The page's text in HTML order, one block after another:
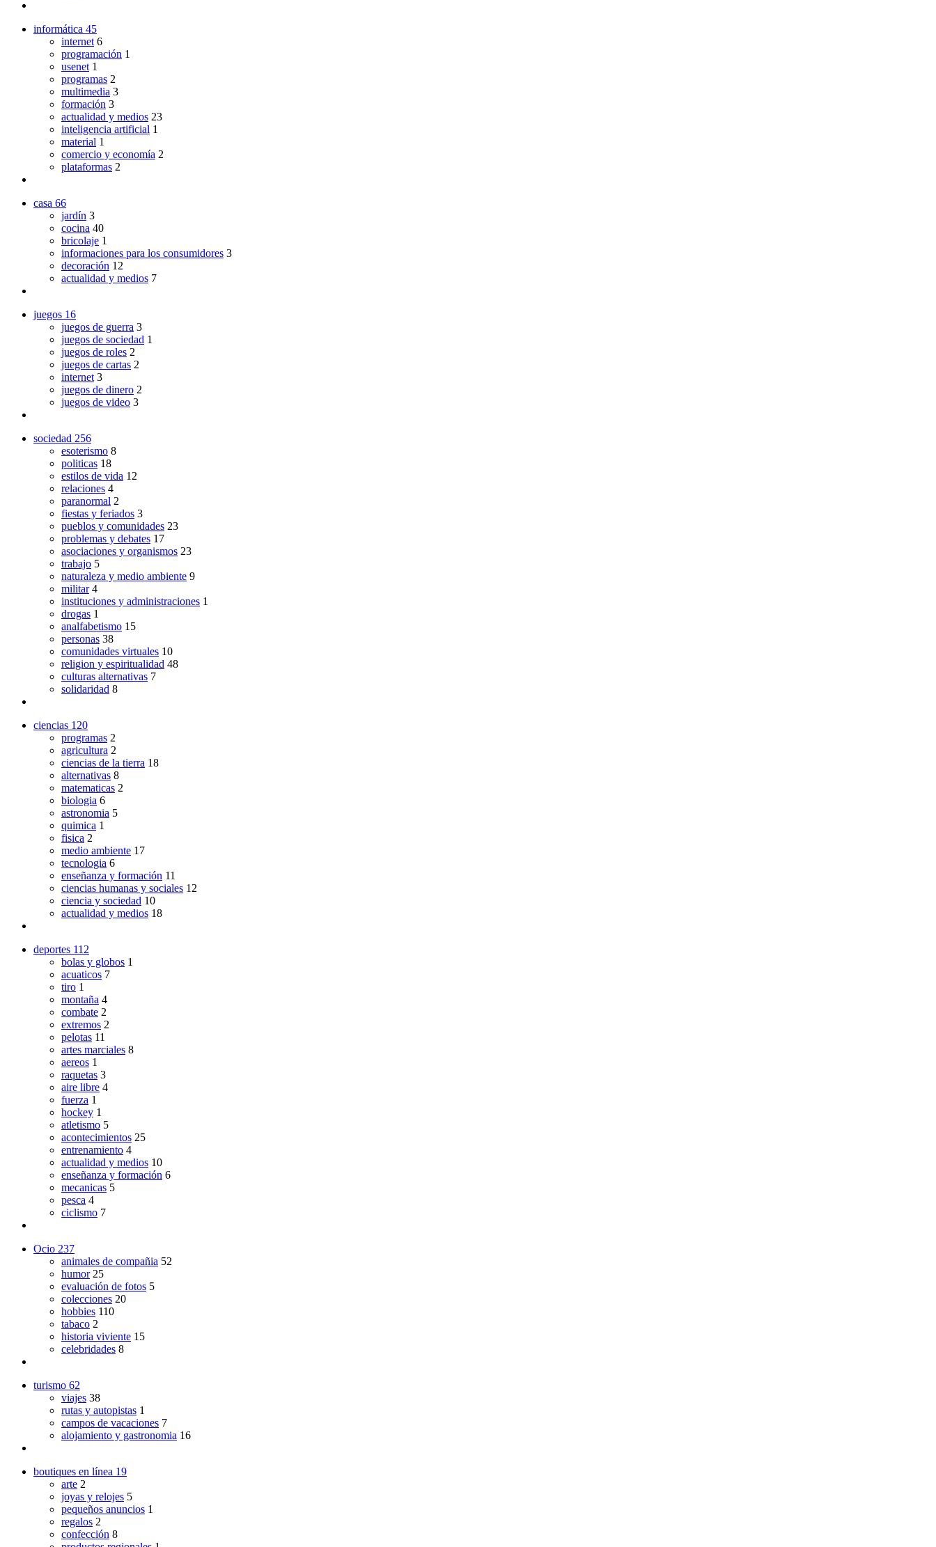
informática 45
internet 6
programación 1
usenet 1
programas 2
multimedia 3
formación 3
actualidad y medios 23
inteligencia artificial 1
material 1
comercio y economía 2
plataformas 2
casa 66
jardín 3
cocina 40
bricolaje 1
informaciones para los consumidores 3
decoración 12
actualidad y medios 7
juegos 16
juegos de guerra 3
juegos de sociedad 1
juegos de roles 2
juegos de cartas 2
internet 3
juegos de dinero 2
juegos de video 3
sociedad 256
esoterismo 8
politicas 18
estilos de vida 12
relaciones 4
paranormal 2
fiestas y feriados 3
pueblos y comunidades 23
problemas y debates 17
asociaciones y organismos 23
trabajo 5
naturaleza y medio ambiente 9
militar 4
instituciones y administraciones 1
drogas 1
analfabetismo 15
personas 38
comunidades virtuales 10
religion y espiritualidad 48
culturas alternativas 7
solidaridad 8
ciencias 120
programas 2
agricultura 2
ciencias de la tierra 18
alternativas 8
matematicas 2
biologia 6
astronomia 5
quimica 1
fisica 2
medio ambiente 17
tecnologia 6
enseñanza y formación 11
ciencias humanas y sociales 12
ciencia y sociedad 10
actualidad y medios 18
deportes 112
bolas y globos 1
acuaticos 7
tiro 1
montaña 4
combate 2
extremos 2
pelotas 11
artes marciales 8
aereos 1
raquetas 3
aire libre 4
fuerza 1
hockey 1
atletismo 5
acontecimientos 25
entrenamiento 4
actualidad y medios 10
enseñanza y formación 6
mecanicas 5
pesca 4
ciclismo 7
Ocio 237
animales de compañia 52
humor 25
evaluación de fotos 5
colecciones 20
hobbies 110
tabaco 2
historia viviente 15
celebridades 8
turismo 62
viajes 38
rutas y autopistas 1
campos de vacaciones 7
alojamiento y gastronomia 16
boutiques en línea 19
arte 2
joyas y relojes 5
pequeños anuncios 1
regalos 2
confección 8